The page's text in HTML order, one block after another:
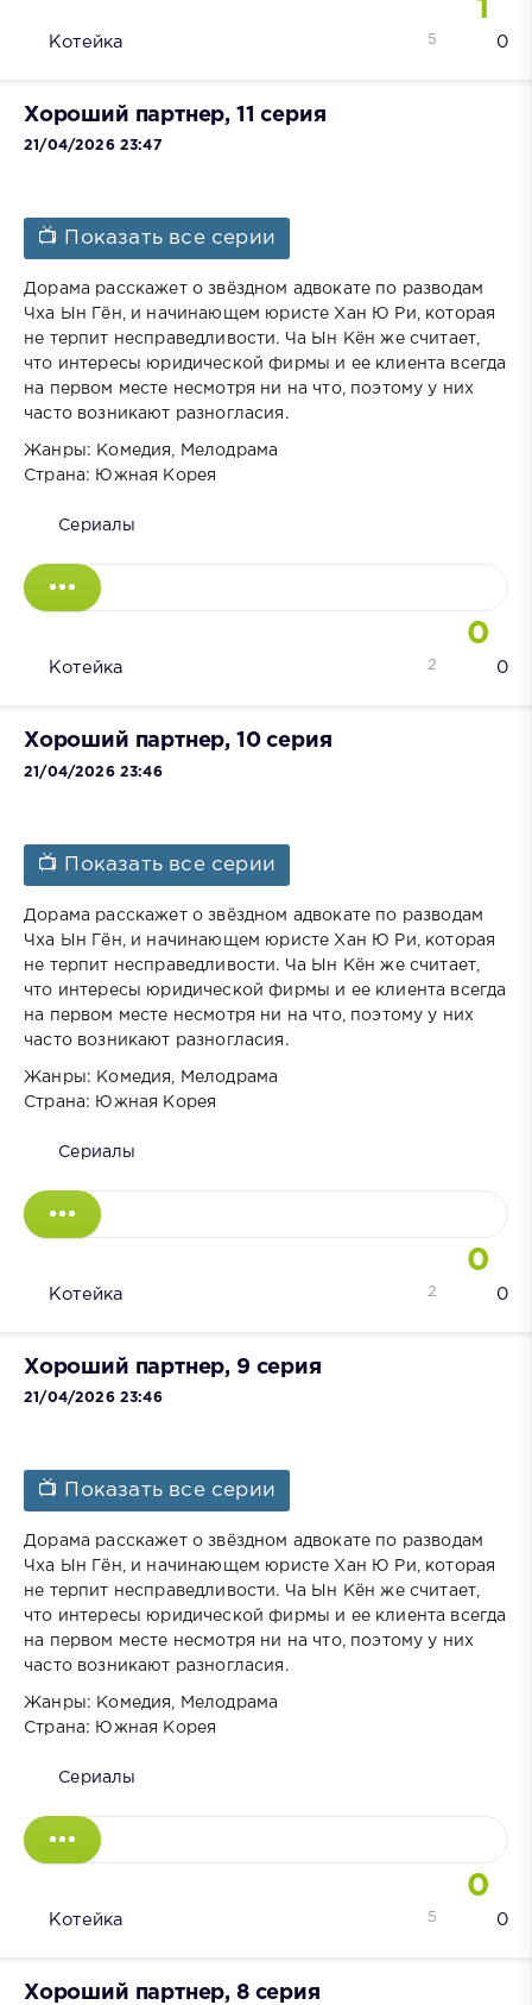
1
Котейка 0
5
Хороший партнер, 11 серия
21/04/2026 23:47
📺 Показать все серии
Дорама расскажет о звёздном адвокате по разводам
Чха Ын Гён, и начинающем юристе Хан Ю Ри, которая
не терпит несправедливости. Ча Ын Кён же считает,
что интересы юридической фирмы и ее клиента всегда
на первом месте несмотря ни на что, поэтому у них
часто возникают разногласия.
Жанры: Комедия, Мелодрама
Страна: Южная Корея
Сериалы
0
Котейка 0
2
Хороший партнер, 10 серия
21/04/2026 23:46
📺 Показать все серии
Дорама расскажет о звёздном адвокате по разводам
Чха Ын Гён, и начинающем юристе Хан Ю Ри, которая
не терпит несправедливости. Ча Ын Кён же считает,
что интересы юридической фирмы и ее клиента всегда
на первом месте несмотря ни на что, поэтому у них
часто возникают разногласия.
Жанры: Комедия, Мелодрама
Страна: Южная Корея
Сериалы
0
Котейка 0
2
Хороший партнер, 9 серия
21/04/2026 23:46
📺 Показать все серии
Дорама расскажет о звёздном адвокате по разводам
Чха Ын Гён, и начинающем юристе Хан Ю Ри, которая
не терпит несправедливости. Ча Ын Кён же считает,
что интересы юридической фирмы и ее клиента всегда
на первом месте несмотря ни на что, поэтому у них
часто возникают разногласия.
Жанры: Комедия, Мелодрама
Страна: Южная Корея
Сериалы
0
Котейка 0
5
Хороший партнер, 8 серия